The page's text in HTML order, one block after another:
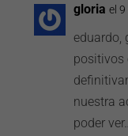
gloria el
eduardo,
positivos
nuestra
poder